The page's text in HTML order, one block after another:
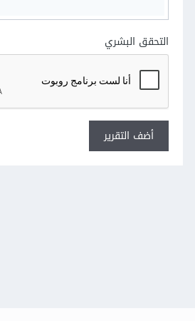
التحقق البشري
أضف التقرير